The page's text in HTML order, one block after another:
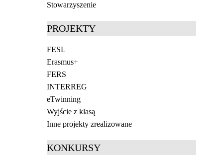
Stowarzyszenie
PROJEKTY
FESL
Erasmus+
FERS
INTERREG
eTwinning
Wyjście z klasą
Inne projekty zrealizowane
KONKURSY